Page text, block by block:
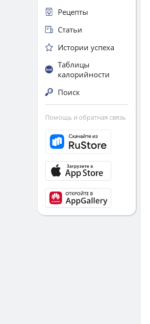
Рецепты
Статьи
Истории успеха
Таблицы
калорийности
Поиск
Помощь и обратная связь